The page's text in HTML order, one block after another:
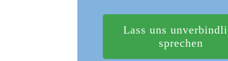
Lass uns
sprechen